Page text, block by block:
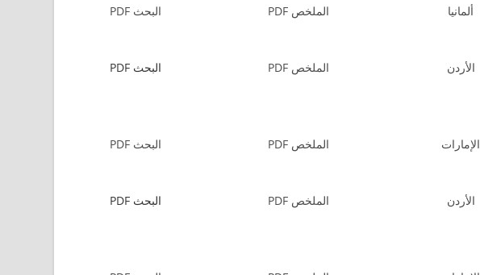
ألمانيا الملخص PDF البحث PDF
الأردن الملخص PDF البحث PDF
الإمارات الملخص PDF البحث PDF
الأردن الملخص PDF البحث PDF